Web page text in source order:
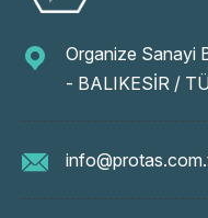
Organize Sanayi
- BALIKESİR /